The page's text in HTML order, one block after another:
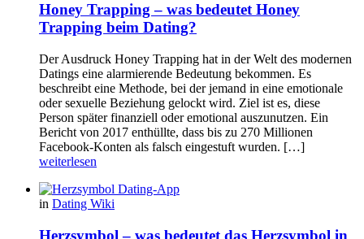
Honey Trapping – was bedeutet Honey
Trapping beim Dating?
Der Ausdruck Honey Trapping hat in der Welt des modernen
Datings eine alarmierende Bedeutung bekommen. Es
beschreibt eine Methode, bei der jemand in eine emotionale
oder sexuelle Beziehung gelockt wird. Ziel ist es, diese
Person später finanziell oder emotional auszunutzen. Ein
Bericht von 2017 enthüllte, dass bis zu 270 Millionen
Facebook-Konten als falsch eingestuft wurden. […]
weiterlesen
in Dating Wiki
Herzsymbol – was bedeutet das Herzsymbol in